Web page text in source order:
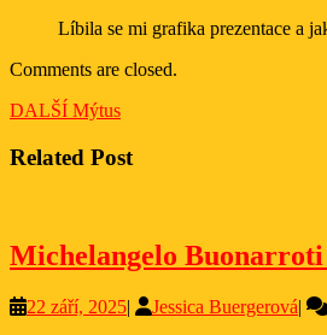
Líbila se mi grafika prezentace a
Comments are closed.
Navigace
pro
DALŠÍ Next
Mýtus
Related Post
Michelangelo
22 září, 202522
| Jessica Buergerová|